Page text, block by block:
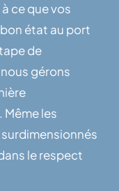
ce que vos
état au port
de
gérons
les
le respect